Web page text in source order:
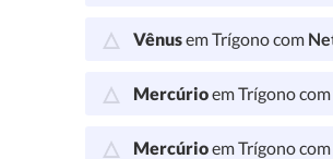
Vênusem Trígono com
Mercúrioem Trígono com
Mercúrioem Trígono com